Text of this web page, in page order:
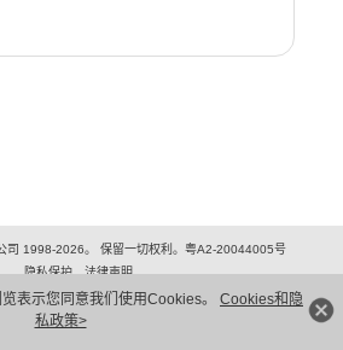
表示您同意我们使用Cookies。 Cookies和隐
私政策>
司 1998-2026。 保留一切权利。粤A2-20044005号
隐私保护
法律声明